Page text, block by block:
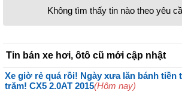
Không tìm thấy tin nào theo yêu
Tin bán xe hơi, ôtô cũ mới cập nhật
Xe giờ rẻ quá rồi! Ngày xưa lăn bánh tiền
trăm! CX5 2.0AT 2015(Hôm nay)